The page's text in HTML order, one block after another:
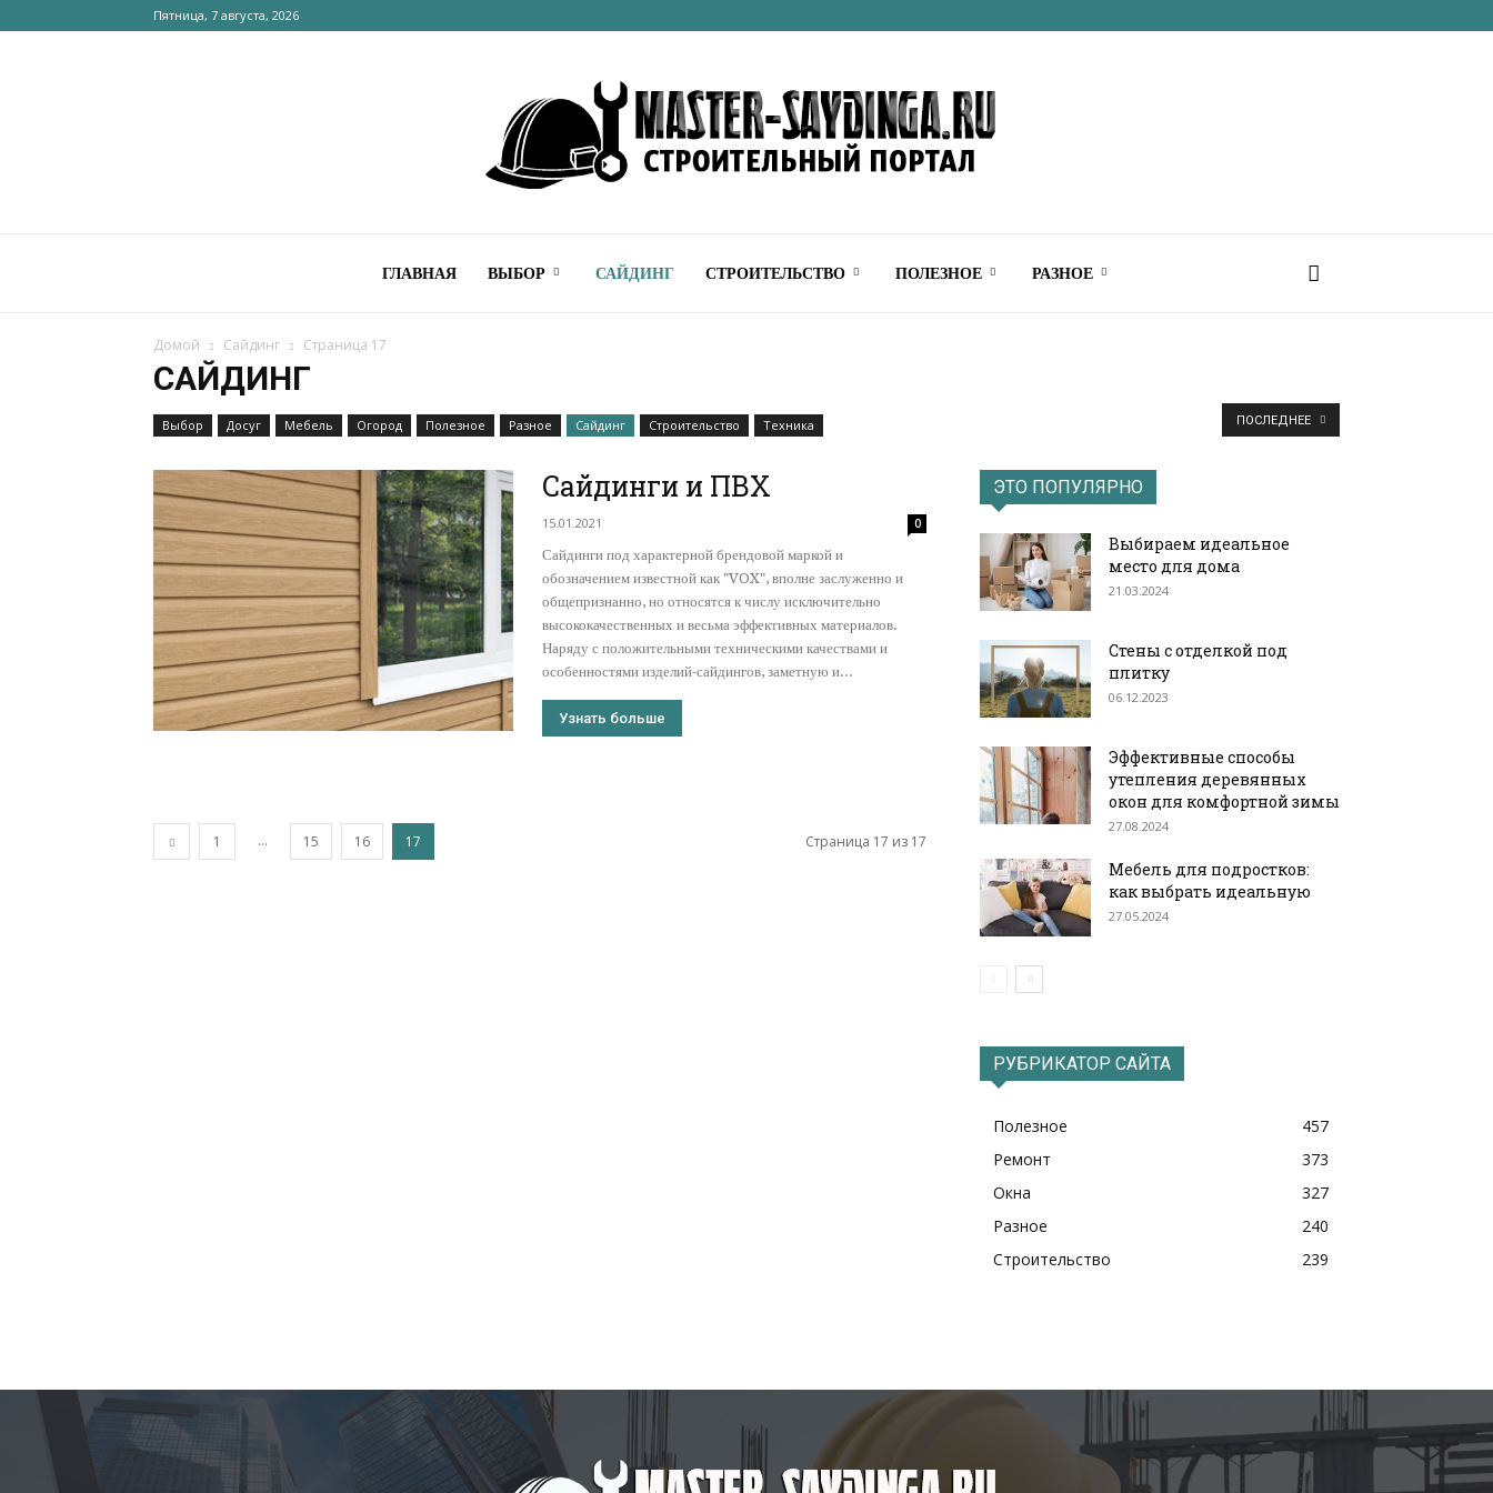
Пятница, 7 августа, 2026
Строительный
онлайн
портал
ГЛАВНАЯ ВЫБОР САЙДИНГ СТРОИТЕЛЬСТВО ПОЛЕЗНОЕ РАЗНОЕ
Домой Сайдинг Страница 17
САЙДИНГ
Выбор Досуг Мебель Огород Полезное Разное Сайдинг Строительство Техника ПОСЛЕДНЕЕ
Сайдинги и ПВХ
15.01.2021 0
Сайдинги под характерной брендовой маркой и
обозначением известной как "VOX", вполне заслуженно и
общепризнанно, но относятся к числу исключительно
высококачественных и весьма эффективных материалов.
Наряду с положительными техническими качествами и
особенностями изделий-сайдингов, заметную и...
Узнать больше
1 ... 15 16 17 Страница 17 из 17
ЭТО ПОПУЛЯРНО
Выбираем идеальное
место для дома
21.03.2024
Стены с отделкой под
плитку
06.12.2023
Эффективные способы
утепления деревянных
окон для комфортной зимы
27.08.2024
Мебель для подростков:
как выбрать идеальную
27.05.2024
РУБРИКАТОР САЙТА
Полезное
457
Ремонт
373
Окна
327
Разное
240
Строительство
239